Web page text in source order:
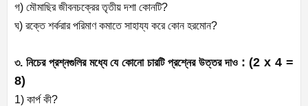
গ) মৌমাছির জীবনচক্রের তৃতীয় দশা কোনটি?
ঘ) রক্তে শর্করার পরিমাণ কমাতে সাহায্য করে কোন হরমোন?
৩. নিচের প্রশ্নগুলির মধ্যে যে কোনোচারটিপ্রশ্নের উত্তর দাও : (2 x 4 =
8)
1) কার্প কী?